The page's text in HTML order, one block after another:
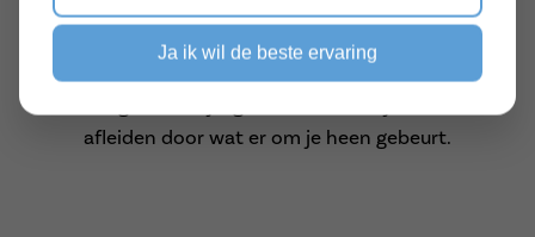
door te zetten en een opdracht af te
afleiden door wat er om je heen gebeurt.
Ja ik wil de beste ervaring